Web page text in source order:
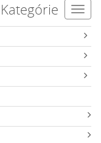
Kategórie